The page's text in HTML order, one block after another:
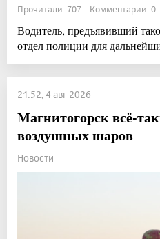
Прочитали: 707 Комментарии: 0
Водитель, предъявивший
отдел полиции для
21:52, 4 авг 2026
Магнитогорск всё-
воздушных шаров
Новости